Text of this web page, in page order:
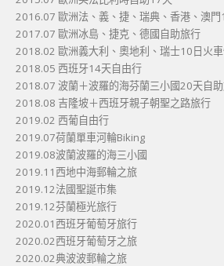
2016.07 歐洲法、義、捷、瑞典、香港、澳門
2017.07 歐洲冰島、捷克、德國自助旅行
2018.02 歐洲義大利、奧地利、瑞士10日火
2018.05 西班牙14天自由行
2018.07 波蘭＋波羅的海芬蘭三小國20天自
2018.08 吉隆坡＋西班牙親子朝聖之路旅行
2019.02 西葡自由行
2019.07荷蘭單車河輪Biking
2019.08波蘭波羅的海三小國
2019.11西地中海郵輪之旅
2019.12法國聖誕市集
2019.12芬蘭極光旅行
2020.01西班牙葡萄牙旅行
2020.02西班牙葡萄牙之旅
2020.02典波波郵輪之旅